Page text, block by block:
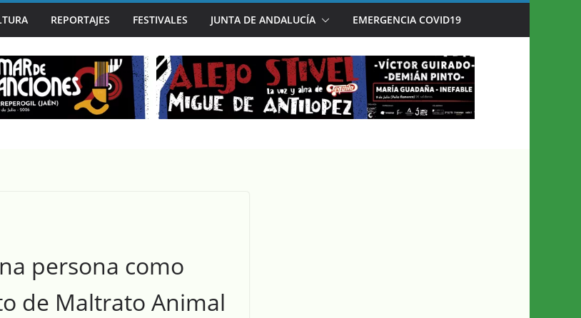
DEL BLUES EN SU 30º ANIVERSARIO
REPORTAJES FESTIVALES JUNTA DE ANDALUCÍA EMERGENCIA COVID19
persona como
de Maltrato Animal